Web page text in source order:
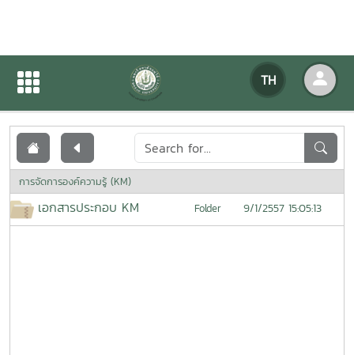
TH
เอกสารเผยแพร่
การจัดการองค์ความรู้ (KM)
เอกสารประกอบ KM Folder 9/1/2557 15:05:13